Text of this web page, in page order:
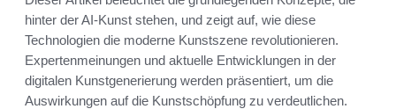
hinter der AI-Kunst stehen, und zeigt auf, wie diese
Technologien die moderne Kunstszene revolutionieren.
Expertenmeinungen und aktuelle Entwicklungen in der
digitalen Kunstgenerierung werden präsentiert, um die
Auswirkungen auf die Kunstschöpfung zu verdeutlichen.